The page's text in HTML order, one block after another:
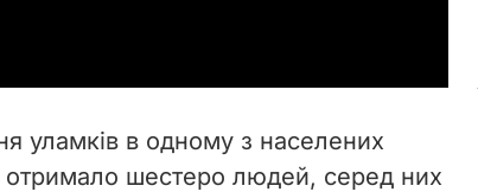
i
уламків в одному з населених
отримало шестеро людей, серед них